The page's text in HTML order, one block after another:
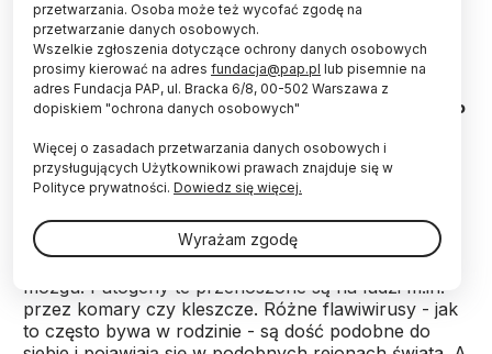
Wirusy: Zika, denga, żółtej febry czy japońskiego
zapalenia mózgu należą do jednej rodziny -
flawiwirusów. O tym, jak wyglądają na świecie
prace nad szczepionkami na choroby
wywoływane przez tę grupę patogenów mówi PAP
przeciwko wirusowi Zika.
Flawiwirusy to rodzina, do której należą szkodliwe
dla ludzi wirusy: Zika, denga, żółtej gorączki,
mózgu. Patogeny te przenoszone są na ludzi m.in.
przez komary czy kleszcze. Różne flawiwirusy - jak
to często bywa w rodzinie - są dość podobne do
przetwarzania. Osoba może też wycofać zgodę na
przetwarzanie danych osobowych.
Wszelkie zgłoszenia dotyczące ochrony danych osobowych
prosimy kierować na adres fundacja@pap.pl lub pisemnie na
adres Fundacja PAP, ul. Bracka 6/8, 00-502 Warszawa z
dopiskiem "ochrona danych osobowych"
Więcej o zasadach przetwarzania danych osobowych i
przysługujących Użytkownikowi prawach znajduje się w
Polityce prywatności. Dowiedz się więcej.
Wyrażam zgodę